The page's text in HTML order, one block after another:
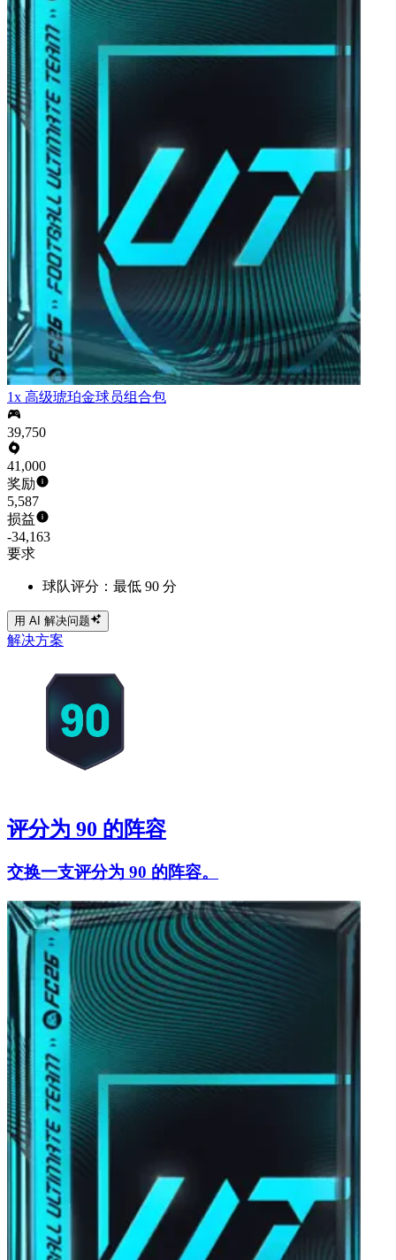
1x 高级琥珀金球员组合包
39,750
41,000
奖励
5,587
损益
-34,163
要求
球队评分：最低 90 分
用 AI 解决问题
解决方案
评分为 90 的阵容
交换一支评分为 90 的阵容。